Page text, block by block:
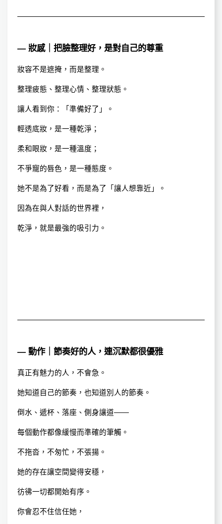
— 妝感｜把臉整理好，是對自己的尊重
妝容不是遮掩，而是整理。
整理疲態、整理心情、整理狀態。
讓人看到你：「準備好了」。
輕透底妝，是一種乾淨；
柔和眼妝，是一種溫度；
不爭寵的唇色，是一種態度。
她不是為了好看，而是為了「讓人想靠近」。
因為在與人對話的世界裡，
乾淨，就是最強的吸引力。
— 動作｜節奏好的人，連沉默都很優雅
真正有魅力的人，不會急。
她知道自己的節奏，也知道別人的節奏。
倒水、遞杯、落座、側身讓道——
每個動作都像緩慢而準確的筆觸。
不拖沓，不匆忙，不張揚。
她的存在讓空間變得安穩，
彷彿一切都開始有序。
你會忍不住信任她，